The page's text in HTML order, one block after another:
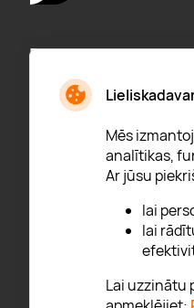
Mēs
analītikas,
Ar jūsu
lai
lai
Lai uzzinātu
Pieraksties
Jaunumi, atlaižu
* Esmu iepazinies/usies ar